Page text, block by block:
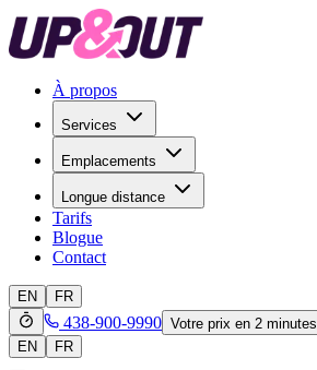
À propos
Services
Emplacements
Longue distance
Tarifs
Blogue
Contact
EN FR
438-900-9990 Votre prix en 2 minutes
EN
FR